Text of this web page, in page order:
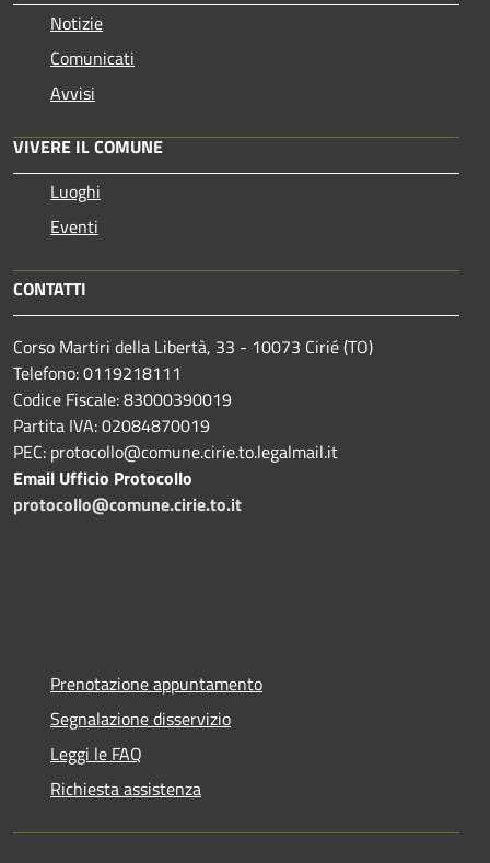
Notizie
Comunicati
Avvisi
VIVERE IL COMUNE
Luoghi
Eventi
CONTATTI
Corso Martiri della Libertà, 33 - 10073 Cirié (TO)
Telefono: 0119218111
Codice Fiscale: 83000390019
Partita IVA: 02084870019
PEC: protocollo@comune.cirie.to.legalmail.it
Email Ufficio Protocollo
protocollo@comune.cirie.to.it
Prenotazione appuntamento
Segnalazione disservizio
Leggi le FAQ
Richiesta assistenza